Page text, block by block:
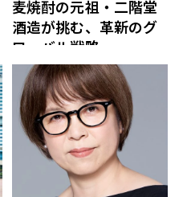
麦焼酎の元祖・二階堂
酒造が挑む、革新のグ
ローバル戦略